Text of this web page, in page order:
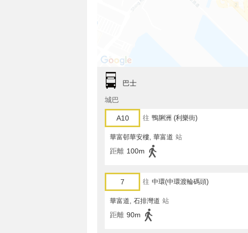
巴士
城巴
A10 往 鴨脷洲 (利樂街)
華富邨華安樓, 華富道 站
距離 100m
7 往 中環(中環渡輪碼頭)
華富道, 石排灣道 站
距離 90m